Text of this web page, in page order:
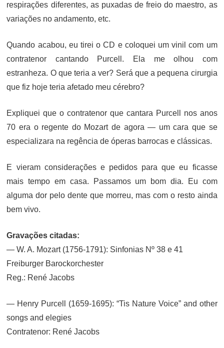
respirações diferentes, as puxadas de freio do maestro, as
variações no andamento, etc.
Quando acabou, eu tirei o CD e coloquei um vinil com um
contratenor cantando Purcell. Ela me olhou com
estranheza. O que teria a ver? Será que a pequena cirurgia
que fiz hoje teria afetado meu cérebro?
Expliquei que o contratenor que cantara Purcell nos anos
70 era o regente do Mozart de agora — um cara que se
especializara na regência de óperas barrocas e clássicas.
E vieram considerações e pedidos para que eu ficasse
mais tempo em casa. Passamos um bom dia. Eu com
alguma dor pelo dente que morreu, mas com o resto ainda
bem vivo.
Gravações citadas:
— W. A. Mozart (1756-1791): Sinfonias Nº 38 e 41
Freiburger Barockorchester
Reg.: René Jacobs
— Henry Purcell (1659-1695): “Tis Nature Voice” and other
songs and elegies
Contratenor: René Jacobs